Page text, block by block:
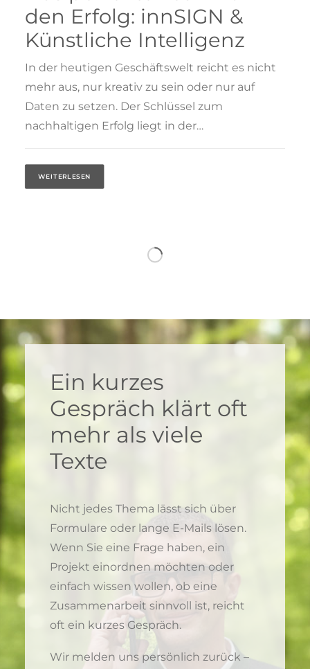
den Erfolg: innSIGN &
Künstliche Intelligenz
In der heutigen Geschäftswelt reicht es nicht
mehr aus, nur kreativ zu sein oder nur auf
Daten zu setzen. Der Schlüssel zum
nachhaltigen Erfolg liegt in der…
WEITERLESEN
Ein kurzes
Gespräch klärt oft
mehr als viele
Texte
Nicht jedes Thema lässt sich über
Formulare oder lange E-Mails lösen.
Wenn Sie eine Frage haben, ein
Projekt einordnen möchten oder
einfach wissen wollen, ob eine
Zusammenarbeit sinnvoll ist, reicht
oft ein kurzes Gespräch.
Wir melden uns persönlich zurück –